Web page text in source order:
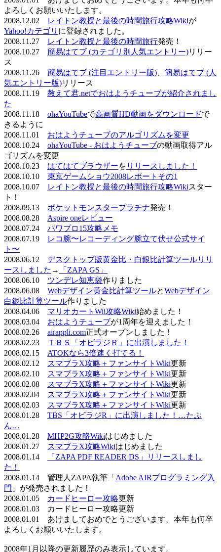
よろしくお願いいたします。
2008.12.02
レイトン教授と最後の時間旅行攻略Wikiが
Yahoo!カテゴリ に登録されました。
2008.11.27
レイトン教授と最後の時間旅行発売！
2008.10.27 簡易はてブ (カテゴリ別人気エントリー)リリー
ス
2008.11.26 簡易はてブ (注目エントリー版)
簡易はてブ (人
気エントリー版)リリース
2008.11.19 教えて君.netでおはようチューブが紹介されまし
た
2008.11.18 ohaYouTubeで高画質HD動画をダウンロードで
きるように
2008.11.01 おはようチューブのアルゴリズムを変更
2008.10.24 ohaYouTube - おはようチューブの動画取得アル
ゴリズムを変更
2008.10.23 はてはてブラウザーを リリースしました！
2008.10.10 東京ゲームショウ2008レポートその1
2008.10.07
レイトン教授と最後の時間旅行攻略Wikiスター
ト！
2008.09.13 ポケットモンスタープラチナ発売！
2008.08.28 Aspire oneレビュー
2008.07.24 パワプロ15攻略メモ
2008.07.19
レコ腕〜レコーディング腕立て伏せ公式サイ
ト〜
2008.06.12 デスクトップ版黄金比・白銀比計算ツールリリ
ースしました →
「ZAPA GS」
2008.06.10 ツンデレ知恵袋作りました
2008.06.08 Webデザイン黄金比計算ツールとWebデザイン
白銀比計算ツール作りました
2008.04.06 マリオカートWii攻略Wiki始めました！
2008.03.04 おはようチューブが1周年を迎えました！
2008.02.26 airappli.com正式オープンしました！
2008.02.23
ＴＢＳ「オビラジＲ」に出演しました！
2008.02.15 ATOKなら3倍速く打てる！
2008.02.12
スマブラX攻略＋ファンサイトWiki更新
2008.02.10
スマブラX攻略＋ファンサイトWiki更新
2008.02.08
スマブラX攻略＋ファンサイトWiki更新
2008.02.04
スマブラX攻略＋ファンサイトWiki更新
2008.02.03
スマブラX攻略＋ファンサイトWiki更新
2008.01.28 TBS「オビラジR」に出演しました！…たぶ
ん…
2008.01.28 MHP2G攻略Wikiはじめました
2008.01.27
スマブラX攻略Wikiはじめました
2008.01.14
「ZAPA PDF READER DS」リリースしまし
た！
2008.01.14 管理人ZAPA執筆「 Adobe AIRプログラミング入
門 」が発売されました！
2008.01.05
カードヒーロー攻略更新
2008.01.03 カードヒーロー攻略更新
2008.01.01 あけましておめでとうございます。本年も何卒
よろしくお願いいたします。
2008年1月以降の更新履歴のみ表示しています。